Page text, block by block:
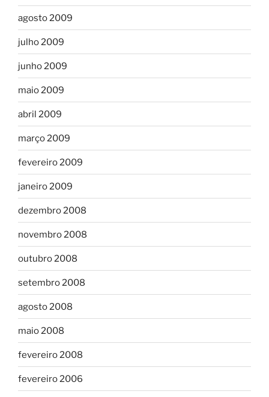
agosto 2009
julho 2009
junho 2009
maio 2009
abril 2009
março 2009
fevereiro 2009
janeiro 2009
dezembro 2008
novembro 2008
outubro 2008
setembro 2008
agosto 2008
maio 2008
fevereiro 2008
fevereiro 2006